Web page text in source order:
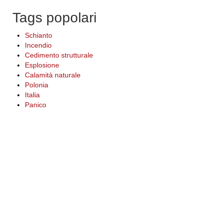
Tags popolari
Schianto
Incendio
Cedimento strutturale
Esplosione
Calamità naturale
Polonia
Italia
Panico